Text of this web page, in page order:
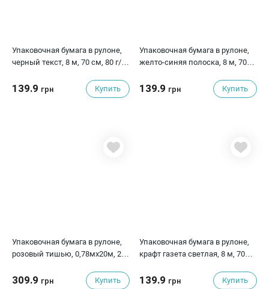
Упаковочная бумага в рулоне,
черный текст, 8 м, 70 см, 80 г/
139.9 грн Купить
Упаковочная бумага в рулоне,
желто-синяя полоска, 8 м, 70
139.9 грн Купить
Упаковочная бумага в рулоне,
розовый тишью, 0,78мх20м, 28
309.9 грн Купить
Упаковочная бумага в рулоне,
крафт газета светлая, 8 м, 70
139.9 грн Купить